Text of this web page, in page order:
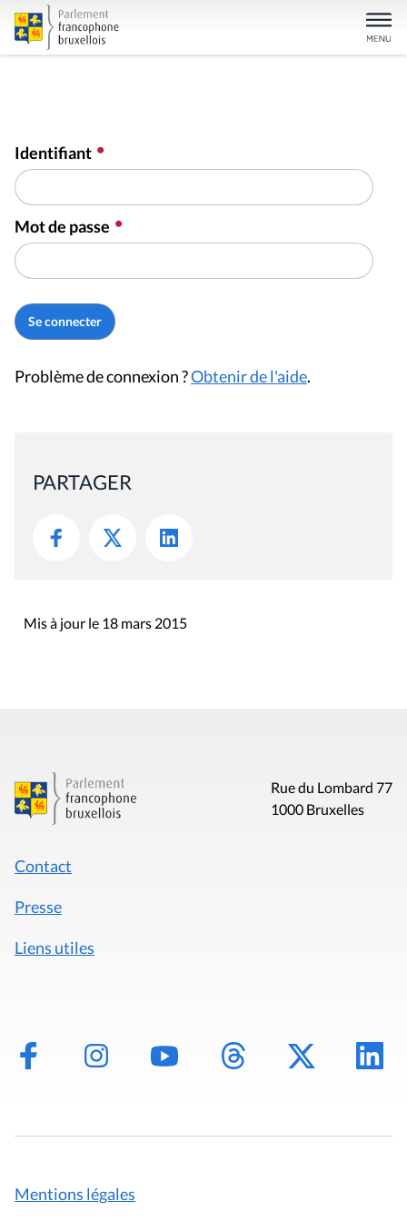
Identifiant
Mot de passe
Problème de connexion ?Obtenir de l'aide.
PARTAGER
Mis à jour le 18 mars 2015
Rue du Lombard 77
1000 Bruxelles
Contact
Presse
Liens utiles
Mentions légales